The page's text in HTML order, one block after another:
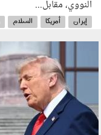
النووي، مقابل...
إيران أمريكا السلام
160501.jpg